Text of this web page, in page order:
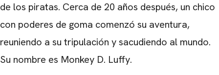
de los piratas. Cerca de 20 años después, un chico
con poderes de goma comenzó su aventura,
reuniendo a su tripulación y sacudiendo al mundo.
Su nombre es Monkey D. Luffy.